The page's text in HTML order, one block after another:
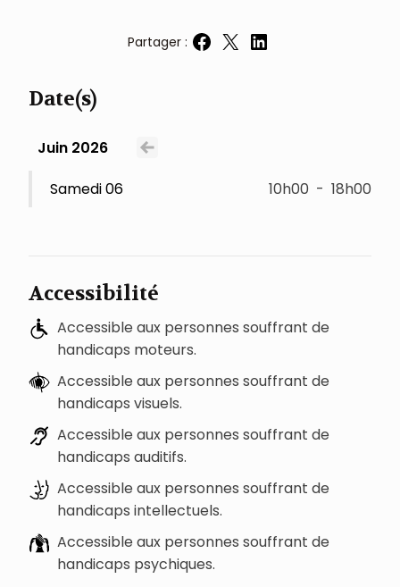
Date(s)
Voir le mois précédent
Juin 2026
Samedi 06 10h00 - 18h00
Accessibilité
Accessible aux personnes souffrant de
handicaps intellectuels.
Accessible aux personnes souffrant de
handicaps auditifs.
Accessible aux personnes souffrant de
handicaps visuels.
Accessible aux personnes souffrant de
handicaps psychiques.
Accessible aux personnes souffrant de
handicaps moteurs.
Partager :Partager sur Facebook
Partager sur X
Partager sur LinkedIn